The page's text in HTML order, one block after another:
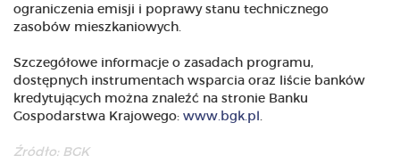
ograniczenia emisji i poprawy stanu technicznego
zasobów mieszkaniowych.
Szczegółowe informacje o zasadach programu,
dostępnych instrumentach wsparcia oraz liście banków
kredytujących można znaleźć na stronie Banku
Gospodarstwa Krajowego: www.bgk.pl .
Źródło: BGK